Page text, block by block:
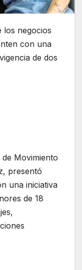
los negocios
con una
de dos
Movimiento
presentó
una iniciativa
de 18